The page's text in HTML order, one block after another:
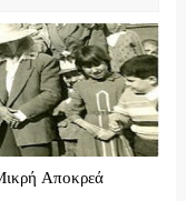
Αποκρεά